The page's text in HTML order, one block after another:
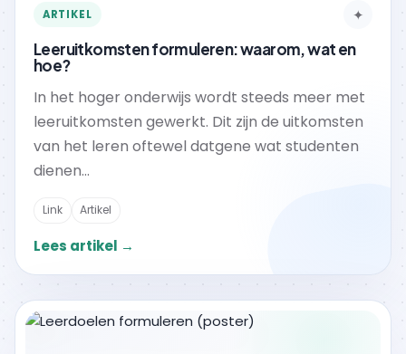
ARTIKEL ✦
Leeruitkomsten formuleren: waarom, wat en
hoe?
In het hoger onderwijs wordt steeds meer met
leeruitkomsten gewerkt. Dit zijn de uitkomsten
van het leren oftewel datgene wat studenten
dienen...
Link Artikel
Lees artikel →